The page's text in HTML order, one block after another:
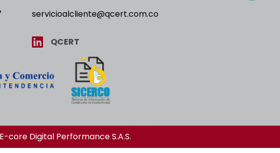
servicioalcliente@qcert.com.co
QCERT
E-core Digital Performance S.A.S.